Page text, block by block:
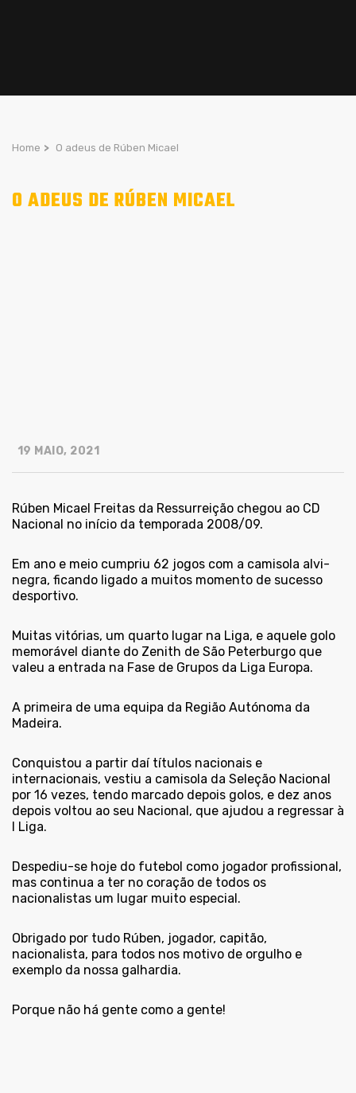
Home > O adeus de Rúben Micael
O ADEUS DE RÚBEN MICAEL
19 MAIO, 2021
Rúben Micael Freitas da Ressurreição chegou ao CD
Nacional no início da temporada 2008/09.
Em ano e meio cumpriu 62 jogos com a camisola alvi-
negra, ficando ligado a muitos momento de sucesso
desportivo.
Muitas vitórias, um quarto lugar na Liga, e aquele golo
memorável diante do Zenith de São Peterburgo que
valeu a entrada na Fase de Grupos da Liga Europa.
A primeira de uma equipa da Região Autónoma da
Madeira.
Conquistou a partir daí títulos nacionais e
internacionais, vestiu a camisola da Seleção Nacional
por 16 vezes, tendo marcado depois golos, e dez anos
depois voltou ao seu Nacional, que ajudou a regressar à
I Liga.
Despediu-se hoje do futebol como jogador profissional,
mas continua a ter no coração de todos os
nacionalistas um lugar muito especial.
Obrigado por tudo Rúben, jogador, capitão,
nacionalista, para todos nos motivo de orgulho e
exemplo da nossa galhardia.
Porque não há gente como a gente!